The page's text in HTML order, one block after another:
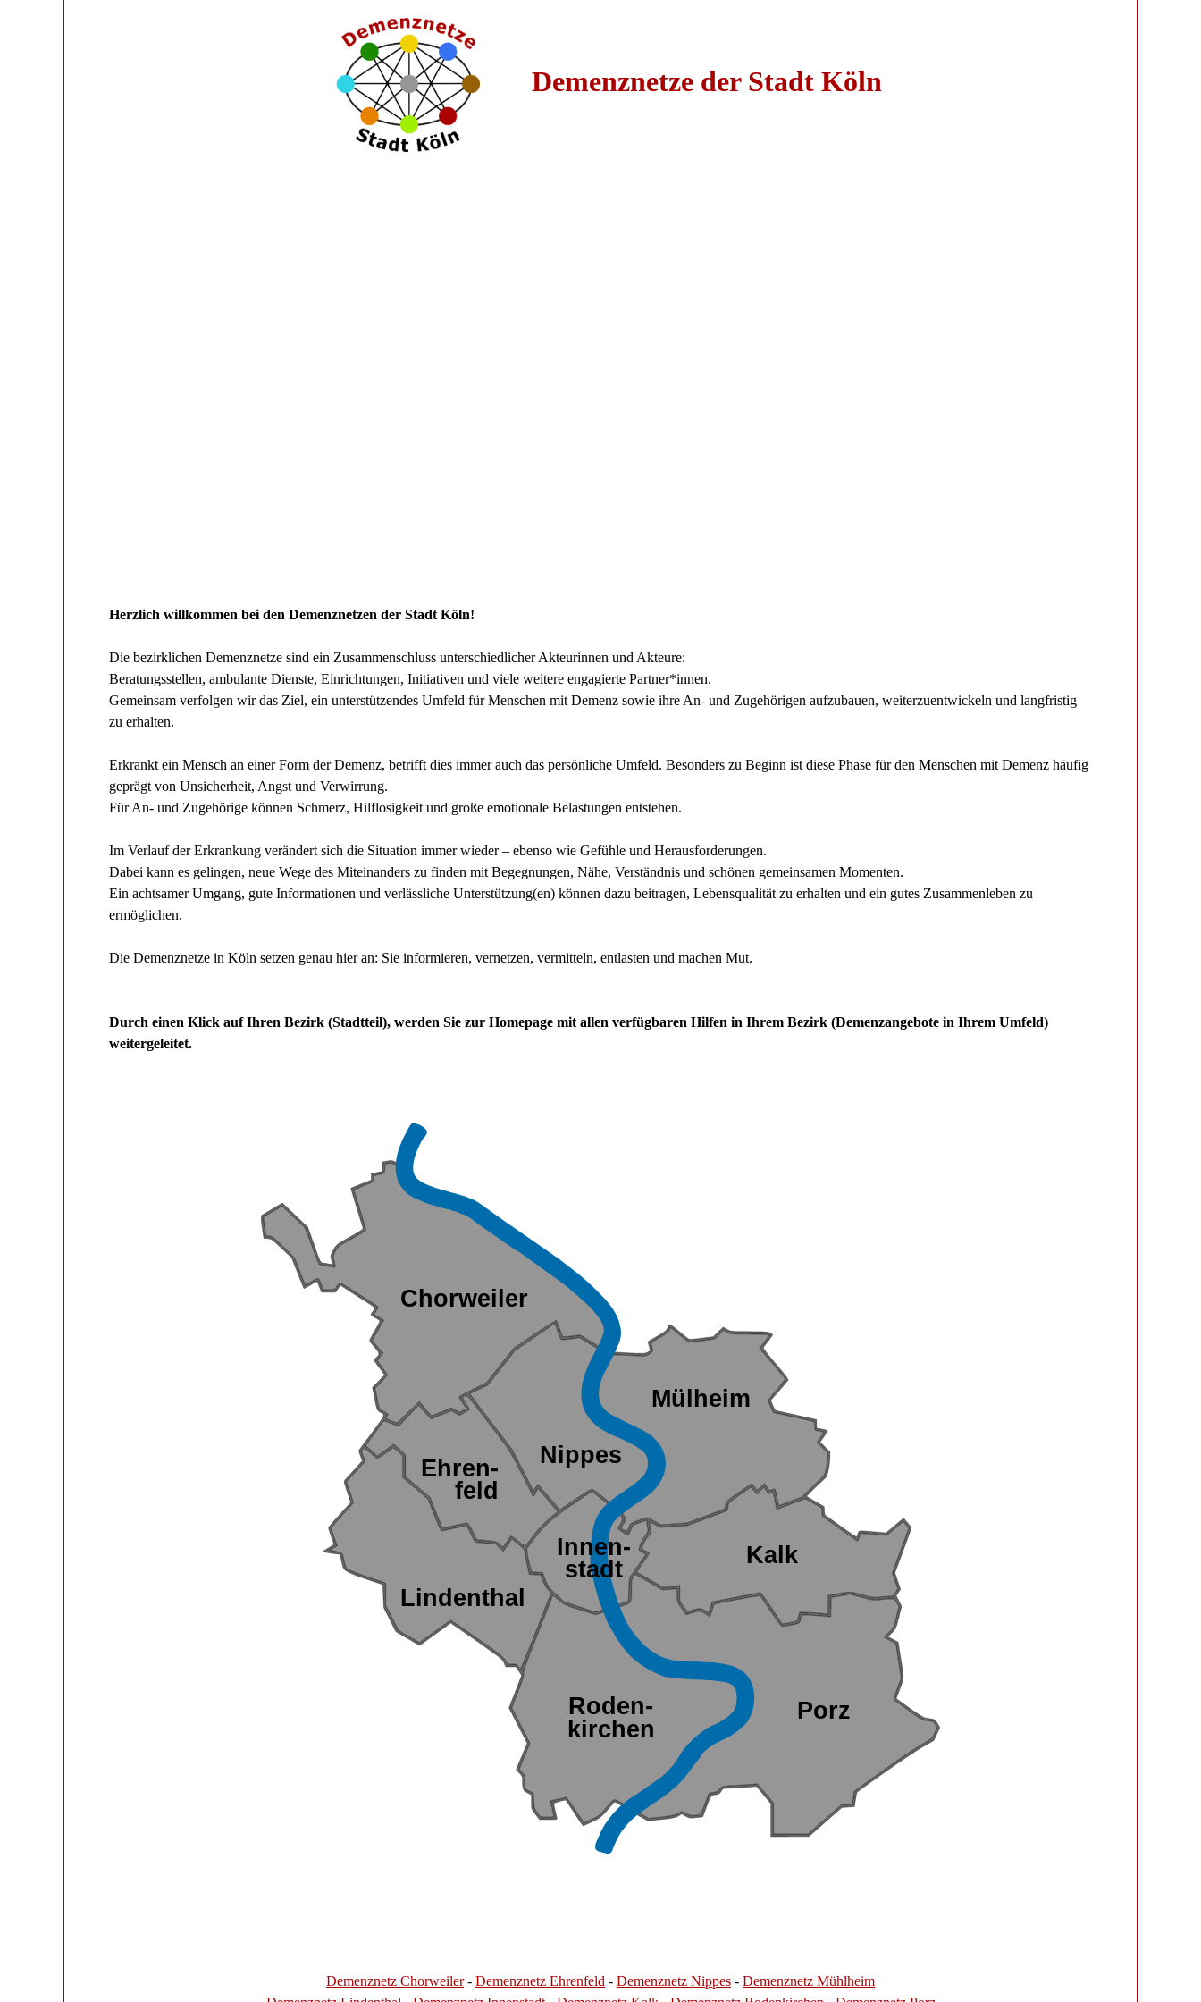
Demenznetze der Stadt Köln
Herzlich willkommen bei den Demenznetzen der Stadt Köln!
Die bezirklichen Demenznetze sind ein Zusammenschluss unterschiedlicher Akteurinnen und Akteure:
Beratungsstellen, ambulante Dienste, Einrichtungen, Initiativen und viele weitere engagierte Partner*innen.
Gemeinsam verfolgen wir das Ziel, ein unterstützendes Umfeld für Menschen mit Demenz sowie ihre An- und Zugehörigen aufzubauen, weiterzuentwickeln und langfristig
zu erhalten.
Erkrankt ein Mensch an einer Form der Demenz, betrifft dies immer auch das persönliche Umfeld. Besonders zu Beginn ist diese Phase für den Menschen mit Demenz häufig
geprägt von Unsicherheit, Angst und Verwirrung.
Für An- und Zugehörige können Schmerz, Hilflosigkeit und große emotionale Belastungen entstehen.
Im Verlauf der Erkrankung verändert sich die Situation immer wieder – ebenso wie Gefühle und Herausforderungen.
Dabei kann es gelingen, neue Wege des Miteinanders zu finden mit Begegnungen, Nähe, Verständnis und schönen gemeinsamen Momenten.
Ein achtsamer Umgang, gute Informationen und verlässliche Unterstützung(en) können dazu beitragen, Lebensqualität zu erhalten und ein gutes Zusammenleben zu
ermöglichen.
Die Demenznetze in Köln setzen genau hier an: Sie informieren, vernetzen, vermitteln, entlasten und machen Mut.
Durch einen Klick auf Ihren Bezirk (Stadtteil), werden Sie zur Homepage mit allen verfügbaren Hilfen in Ihrem Bezirk (Demenzangebote in Ihrem Umfeld)
weitergeleitet.
Chorweiler
Mülheim
Nippes
Innen-
stadt
Ehren-
feld
Lindenthal
Kalk
Porz
Roden-
kirchen
Demenznetz Chorweiler- Demenznetz Ehrenfeld - Demenznetz Nippes - Demenznetz Mühlheim